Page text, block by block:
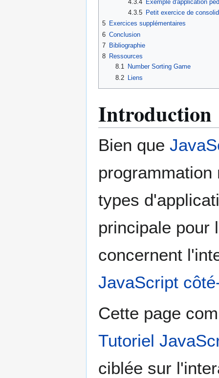
4.3.4 Exemple d'application
4.3.5 Petit exercice de
5 Exercices supplémentaires
6 Conclusion
7 Bibliographie
8 Ressources
8.1
Number Sorting Game
8.2
Liens
Introduction
Bien que
types
principale pour
concernent
JavaScript
Cette page
Tutoriel
ciblée sur